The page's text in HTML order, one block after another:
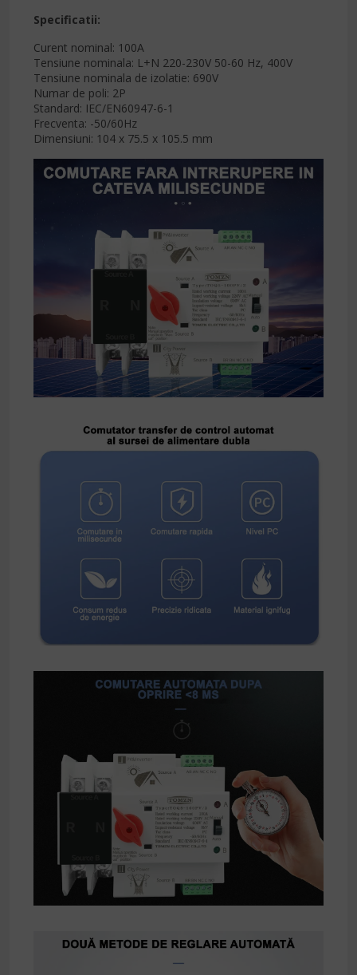
Specificatii:
Curent nominal: 100A
Tensiune nominala: L+N 220-230V 50-60 Hz, 400V
Tensiune nominala de izolatie: 690V
Numar de poli: 2P
Standard: IEC/EN60947-6-1
Frecventa: -50/60Hz
Dimensiuni: 104 x 75.5 x 105.5 mm